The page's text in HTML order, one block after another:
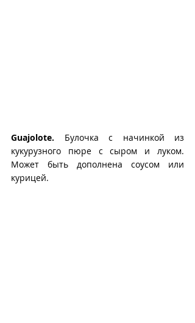
Guajolote. Булочка с начинкой из
кукурузного пюре с сыром и луком.
Может быть дополнена соусом или
курицей.